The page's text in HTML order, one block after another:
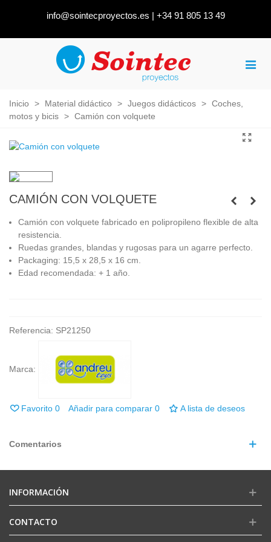
info@sointecproyectos.es | +34 91 805 13 49
Inicio > Material didáctico > Juegos didácticos > Coches,
motos y bicis > Camión con volquete
CAMIÓN CON VOLQUETE
Camión con volquete fabricado en polipropileno flexible de alta
resistencia.
Ruedas grandes, blandas y rugosas para un agarre perfecto.
Packaging: 15,5 x 28,5 x 16 cm.
Edad recomendada: + 1 año.
Referencia: SP21250
Marca:
Favorito 0 Añadir para comparar 0 A lista de deseos
Comentarios
INFORMACIÓN
CONTACTO